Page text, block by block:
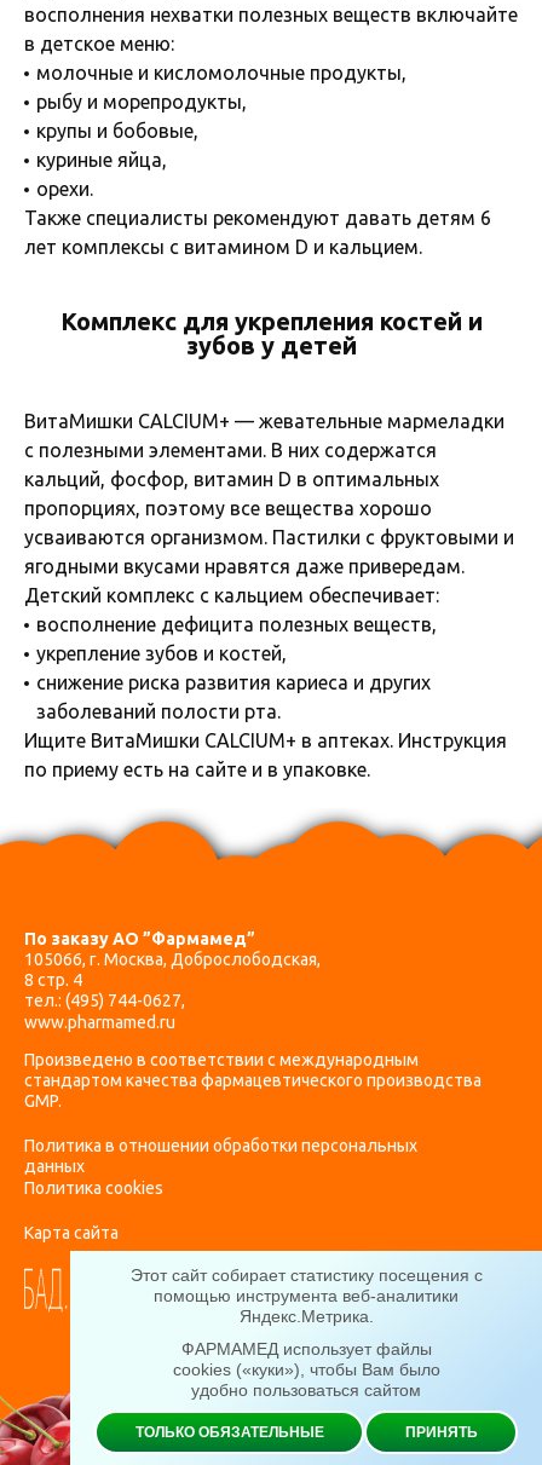
восполнения нехватки полезных веществ включайте
в детское меню:
молочные и кисломолочные продукты,
рыбу и морепродукты,
крупы и бобовые,
куриные яйца,
орехи.
Также специалисты рекомендуют давать детям 6
лет комплексы с витамином D и кальцием.
Комплекс для укрепления костей и
зубов у детей
ВитаМишки CALCIUM+ — жевательные мармеладки
с полезными элементами. В них содержатся
кальций, фосфор, витамин D в оптимальных
пропорциях, поэтому все вещества хорошо
усваиваются организмом. Пастилки с фруктовыми и
ягодными вкусами нравятся даже привередам.
Детский комплекс с кальцием обеспечивает:
восполнение дефицита полезных веществ,
укрепление зубов и костей,
снижение риска развития кариеса и других
заболеваний полости рта.
Ищите ВитаМишки CALCIUM+ в аптеках. Инструкция
по приему есть на сайте и в упаковке.
Этот сайт собирает статистику посещения с
помощью инструмента веб-аналитики
Яндекс.Метрика
ФАРМАМЕД использует файлы
cookies («куки»), чтобы Вам было
удобно пользоваться сайтом
ТОЛЬКО ОБЯЗАТЕЛЬНЫЕ ПРИНЯТЬ
По заказу АО ”Фармамед”
105066, г. Москва, Доброслободская,
8 стр. 4
тел.: (495) 744-0627,
www.pharmamed.ru
Произведено в соответствии с международным
стандартом качества фармацевтического производства
GMP.
Политика в отношении обработки персональных
данных
Политика cookies
Карта сайта